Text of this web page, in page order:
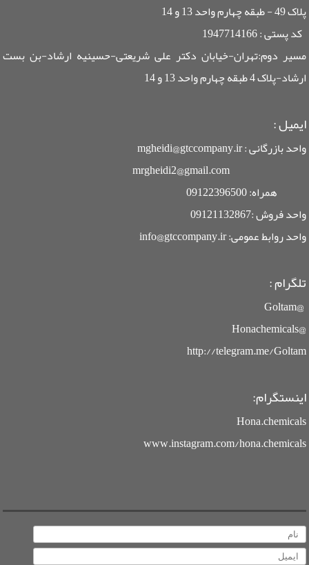
پلاک 49 - طبقه چهارم واحد 13 و 14
کد پستی : 1947714166
مسیر دوم:تهران-خیابان دکتر علی شریعتی-حسینیه ارشاد-بن بست
ارشاد-پلاک 4 طبقه چهارم واحد 13 و 14
ایمیل:
واحد بازرگانی : mgheidi@gtccompany.ir
mrgheidi2@gmail.com
همراه: 09122396500
واحد فروش :09121132867
واحد روابط عمومی: info@gtccompany.ir
تلگرام :
@Goltam
@Honachemicals
http://telegram.me/Goltam
اینستگرام:
Hona.chemicals
www.instagram.com/hona.chemicals